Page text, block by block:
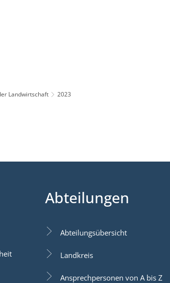
Landwirtschaft 2023
Abteilungen
Abteilungsübersicht
Landkreis
Ansprechpersonen von A bis Z